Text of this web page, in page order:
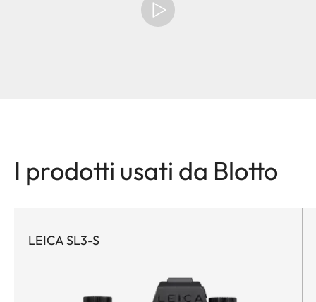
I prodotti usati da Blotto
LEICA SL3-S